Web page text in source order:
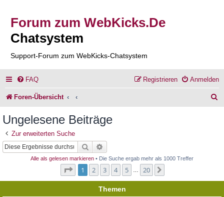
Forum zum WebKicks.De
Chatsystem
Support-Forum zum WebKicks-Chatsystem
FAQ Anmelden
Registrieren
Foren-Übersicht
Ungelesene Beiträge
Zur erweiterten Suche
Suche
Alle als gelesen markieren • Die Suche ergab mehr als 1000 Treffer
Seite von
1 2 3 4 5 20
Themen